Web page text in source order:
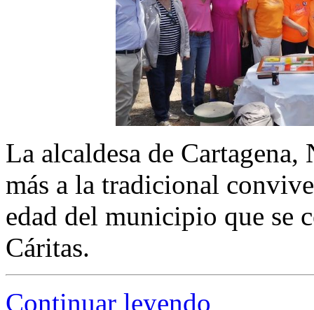
La alcaldesa de
más a la tradicional
edad del municipio que se
Cáritas.
Continuar leyendo